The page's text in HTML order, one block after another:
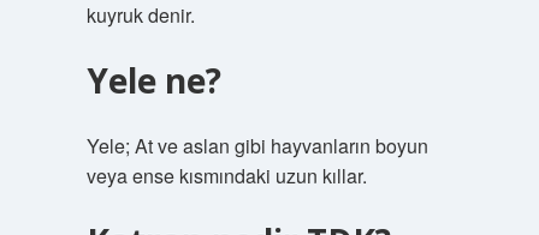
kuyruk denir.
Yele ne?
Yele; At ve aslan gibi hayvanların boyun
veya ense kısmındaki uzun kıllar.